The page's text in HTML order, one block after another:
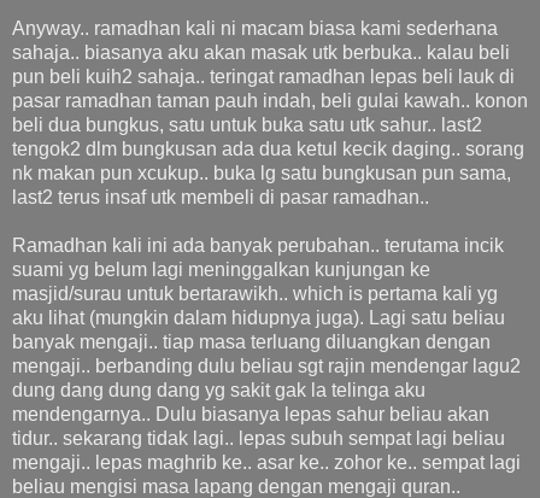
Anyway.. ramadhan kali ni macam biasa kami sederhana
sahaja.. biasanya aku akan masak utk berbuka.. kalau beli
pun beli kuih2 sahaja.. teringat ramadhan lepas beli lauk di
pasar ramadhan taman pauh indah, beli gulai kawah.. konon
beli dua bungkus, satu untuk buka satu utk sahur.. last2
tengok2 dlm bungkusan ada dua ketul kecik daging.. sorang
nk makan pun xcukup.. buka lg satu bungkusan pun sama,
last2 terus insaf utk membeli di pasar ramadhan..
Ramadhan kali ini ada banyak perubahan.. terutama incik
suami yg belum lagi meninggalkan kunjungan ke
masjid/surau untuk bertarawikh.. which is pertama kali yg
aku lihat (mungkin dalam hidupnya juga). Lagi satu beliau
banyak mengaji.. tiap masa terluang diluangkan dengan
mengaji.. berbanding dulu beliau sgt rajin mendengar lagu2
dung dang dung dang yg sakit gak la telinga aku
mendengarnya.. Dulu biasanya lepas sahur beliau akan
tidur.. sekarang tidak lagi.. lepas subuh sempat lagi beliau
mengaji.. lepas maghrib ke.. asar ke.. zohor ke.. sempat lagi
beliau mengisi masa lapang dengan mengaji quran..